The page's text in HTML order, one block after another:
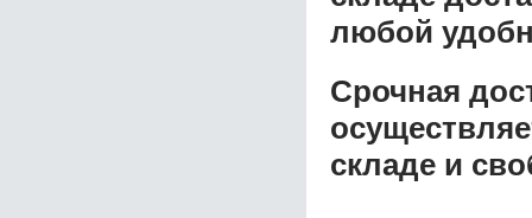
любой
Срочная
складе и